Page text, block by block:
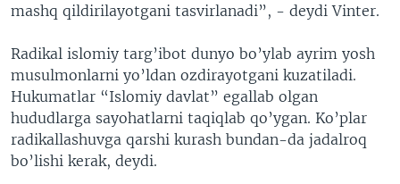
mashq qildirilayotgani tasvirlanadi”, - deydi Vinter.
Radikal islomiy targ’ibot dunyo bo’ylab ayrim yosh
musulmonlarni yo’ldan ozdirayotgani kuzatiladi.
Hukumatlar “Islomiy davlat” egallab olgan
hududlarga sayohatlarni taqiqlab qo’ygan. Ko’plar
radikallashuvga qarshi kurash bundan-da jadalroq
bo’lishi kerak, deydi.